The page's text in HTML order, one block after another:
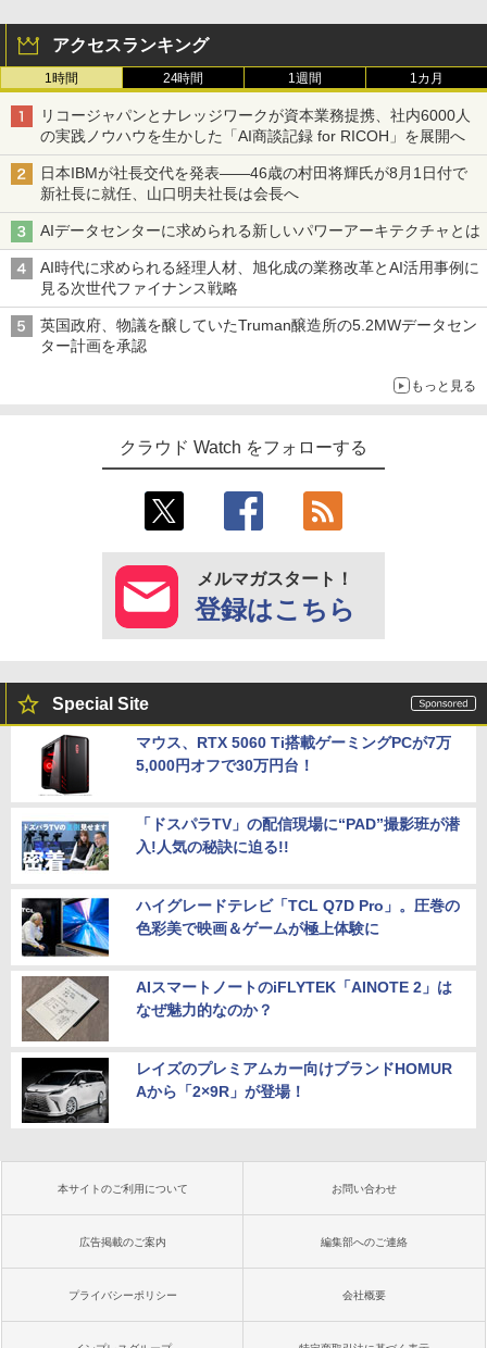
アクセスランキング
1時間 24時間 1週間 1カ月
リコージャパンとナレッジワークが資本業務提携、社内6000人
の実践ノウハウを生かした「AI商談記録 for RICOH」を展開へ
日本IBMが社長交代を発表――46歳の村田将輝氏が8月1日付で
新社長に就任、山口明夫社長は会長へ
AIデータセンターに求められる新しいパワーアーキテクチャとは
AI時代に求められる経理人材、旭化成の業務改革とAI活用事例に
見る次世代ファイナンス戦略
英国政府、物議を醸していたTruman醸造所の5.2MWデータセン
ター計画を承認
もっと見る
クラウド Watch をフォローする
メルマガスタート！
登録はこちら
Special Site
マウス、RTX 5060 Ti搭載ゲーミングPCが7万
5,000円オフで30万円台！
「ドスパラTV」の配信現場に“PAD”撮影班が潜
入!人気の秘訣に迫る!!
ハイグレードテレビ「TCL Q7D Pro」。圧巻の
色彩美で映画＆ゲームが極上体験に
AIスマートノートのiFLYTEK「AINOTE 2」は
なぜ魅力的なのか？
レイズのプレミアムカー向けブランドHOMUR
Aから「2×9R」が登場！
本サイトのご利用について お問い合わせ
広告掲載のご案内 編集部へのご連絡
プライバシーポリシー 会社概要